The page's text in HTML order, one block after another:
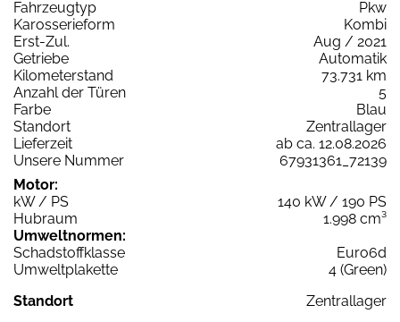
Fahrzeugtyp
Pkw
Karosserieform
Kombi
Erst-Zul.
Aug / 2021
Getriebe
Automatik
Kilometerstand
73.731 km
Anzahl der Türen
5
Farbe
Blau
Standort
Zentrallager
Lieferzeit
ab ca. 12.08.2026
Unsere Nummer
67931361_72139
Motor:
kW / PS
140 kW / 190 PS
Hubraum
1.998 cm³
Umweltnormen:
Schadstoffklasse
Euro6d
Umweltplakette
4 (Green)
Standort
Zentrallager